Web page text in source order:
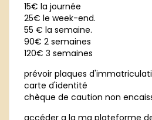
15€ la journée
25€ le week-end.
55 € la semaine.
90€ 2 semaines
120€ 3 semaines
prévoir plaques
carte d'identité
chèque de caution non